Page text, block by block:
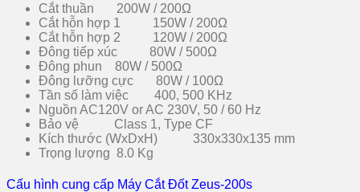
Cắt thuần 200W / 200Ω
Cắt hỗn hợp 1 150W / 200Ω
Cắt hỗn hợp 2 120W / 200Ω
Đông tiếp xúc 80W / 500Ω
Đông phun 80W / 500Ω
Đông lưỡng cực 80W / 100Ω
Tần số làm việc 400, 500 KHz
Nguồn AC120V or AC 230V, 50 / 60 Hz
Bảo vệ Class 1, Type CF
Kích thước (WxDxH) 330x330x135 mm
Trọng lượng 8.0 Kg
Cấu hình cung cấp Máy Cắt Đốt Zeus-200s